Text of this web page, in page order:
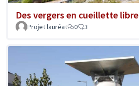
Des vergers en cueillette libre
Projet lauréat 0 3